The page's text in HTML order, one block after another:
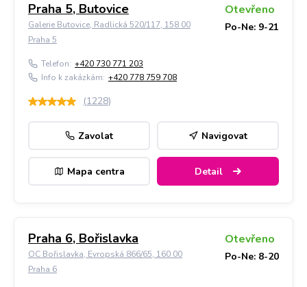
Praha 5, Butovice
Galerie Butovice, Radlická 520/117, 158 00
Praha 5
Otevřeno
Po-Ne: 9-21
Telefon: +420 730 771 203
Info k zakázkám: +420 778 759 708
(1228)
Zavolat Navigovat
Mapa centra Detail
Praha 6, Bořislavka
OC Bořislavka, Evropská 866/65, 160 00
Praha 6
Otevřeno
Po-Ne: 8-20